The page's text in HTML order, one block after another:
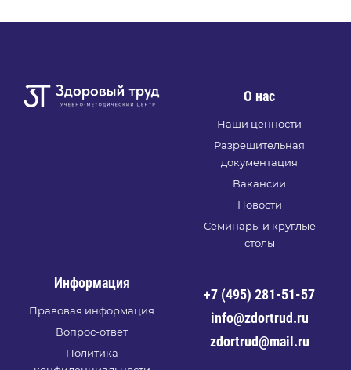
О нас
Наши ценности
Разрешительная
документация
Вакансии
Новости
Семинары и круглые
столы
Информация
Правовая информация
Вопрос-ответ
Политика
+7 (495) 281-51-57
info@zdortrud.ru
zdortrud@mail.ru